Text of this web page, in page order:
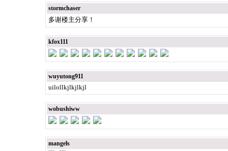
stormchaser
多谢楼主分享！
kfox111
wuyutong911
uilollkjlkjlkjl
wobushiww
mangels